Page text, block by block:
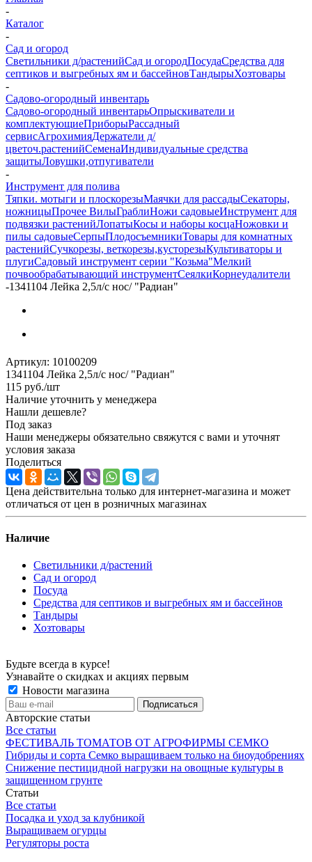
-
Каталог
-
Сад и огород
Светильники д/растенийСад и огородПосудаСредства для
септиков и выгребных ям и бассейновТандырыХозтовары
-
Садово-огородный инвентарь
Садово-огородный инвентарьОпрыскиватели и
комплектующиеПриборыРассадный
сервисАгрохимияДержатели д/
цветоч.растенийСеменаИндивидуальные средства
защитыЛовушки,отпугиватели
-
Инструмент для полива
Тяпки. мотыги и плоскорезыМаячки для рассадыСекаторы,
ножницыПрочее ВилыГраблиНожи садовыеИнструмент для
подвязки растенийЛопатыКосы и наборы косцаНожовки и
пилы садовыеСерпыПлодосъемникиТовары для комнатных
растенийСучкорезы, веткорезы,кусторезыКультиваторы и
плугиСадовый инструмент серии "Козьма"Мелкий
почвообрабатывающий инструментСеялкиКорнеудалители
-1341104 Лейка 2,5л/с нос/ "Радиан"
Артикул: 10100209
1341104 Лейка 2,5л/с нос/ "Радиан"
115 руб./шт
Наличие уточнить у менеджера
Нашли дешевле?
Под заказ
Наши менеджеры обязательно свяжутся с вами и уточнят
условия заказа
Поделиться
Цена действительна только для интернет-магазина и может
отличаться от цен в розничных магазинах
Наличие
Светильники д/растений
Сад и огород
Посуда
Средства для септиков и выгребных ям и бассейнов
Тандыры
Хозтовары
Будьте всегда в курсе!
Узнавайте о скидках и акциях первым
Новости магазина
Авторские статьи
Все статьи
ФЕСТИВАЛЬ ТОМАТОВ ОТ АГРОФИРМЫ СЕМКО
Гибриды и сорта Семко выращиваем только на биоудобрениях
Снижение пестицидной нагрузки на овощные культуры в
защищенном грунте
Статьи
Все статьи
Посадка и уход за клубникой
Выращиваем огурцы
Регуляторы роста